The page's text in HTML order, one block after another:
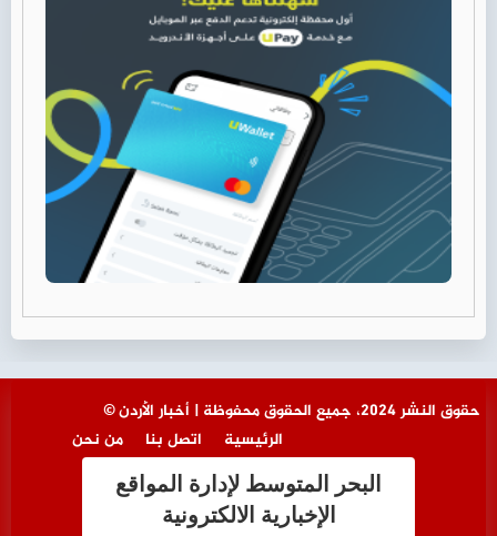
© حقوق النشر 2024، جميع الحقوق محفوظة | أخبار الأردن
من نحن
اتصل بنا الرئيسية
البحر المتوسط لإدارة المواقع
الإخبارية الالكترونية